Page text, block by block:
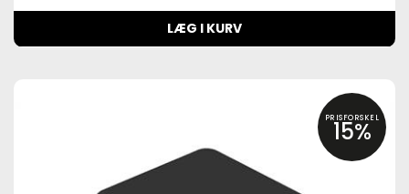
LÆG I KURV
PRISFORSKEL
15%